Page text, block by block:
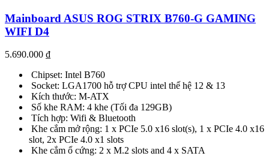
Mainboard ASUS ROG STRIX B760-G GAMING
WIFI D4
5.690.000 ₫
Chipset: Intel B760
Socket: LGA1700 hỗ trợ CPU intel thế hệ 12 & 13
Kích thước: M-ATX
Số khe RAM: 4 khe (Tối đa 129GB)
Tích hợp: Wifi & Bluetooth
Khe cắm mở rộng: 1 x PCIe 5.0 x16 slot(s), 1 x PCIe 4.0 x16
slot, 2x PCIe 4.0 x1 slots
Khe cắm ổ cứng: 2 x M.2 slots and 4 x SATA